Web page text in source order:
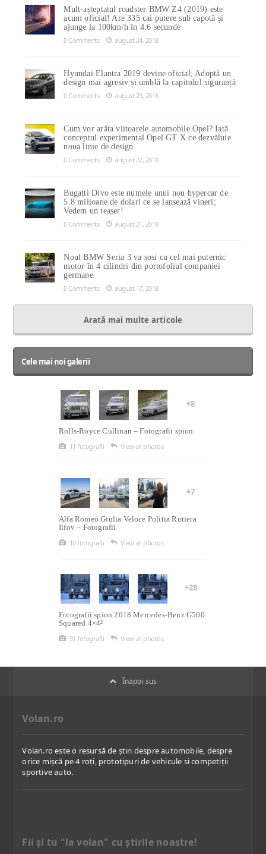
Mult-așteptatul roadster BMW Z4 (2019) este
acum oficial! Are 335 cai putere sub capotă și
ajunge la 100km/h în 4.6 secunde
0 Comments
august 24, 2018
Hyundai Elantra 2019 devine oficial; Adoptă un
design mai agresiv și umblă la capitolul siguranță
0 Comments
august 23, 2018
Cum vor arăta viitoarele automobile Opel? Iată
conceptul experimental Opel GT X ce dezvăluie
noua linie de design
0 Comments
august 22, 2018
Bugatti Divo este numele unui nou hypercar de
5.8 milioane de dolari ce se lansează vineri;
Vedem un teaser!
0 Comments
august 21, 2018
Noul BMW Seria 3 va sosi cu cel mai puternic
motor în 4 cilindri din portofoliul companiei
germane
0 Comments
august 17, 2018
Arată mai multe articole
Cele mai noi galerii
+8
Rolls-Royce Cullinan – Fotografii spion
11 fotografii
View all photos
+7
Alfa Romeo Giulia Veloce Politia Rutiera
Ilfov – Fotografii
10 fotografii
View all photos
+28
Fotografii spion 2018 Mercedes-Benz G500
Squared 4×4²
31 fotografii
View all photos
Înapoi sus
Volan.ro
Volan.ro este o resursă de știri despre automobile, despre
orice mișcă pe 4 roți, prototipuri de vehicule si competiții
sportive auto.
Fii şi tu "la volan" cu ştirile noastre!